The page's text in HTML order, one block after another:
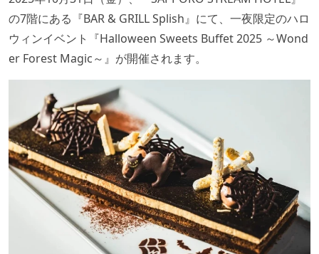
の7階にある『BAR & GRILL Splish』にて、一夜限定のハロ
ウィンイベント『Halloween Sweets Buffet 2025 ～Wond
er Forest Magic～』が開催されます。